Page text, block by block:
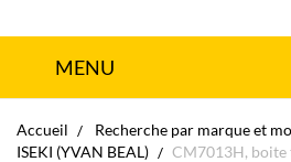
MENU
Accueil
Recherche par marque et
ISEKI (YVAN BEAL)
CM7013H,